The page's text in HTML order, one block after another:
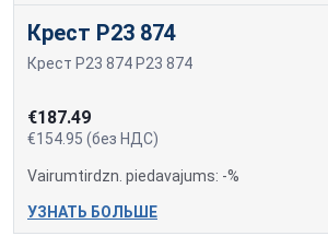
Крест P23 874
Крест P23 874 P23 874
€187.49
€154.95 (без НДС)
Vairumtirdzn. piedavajums: -%
УЗНАТЬ БОЛЬШЕ